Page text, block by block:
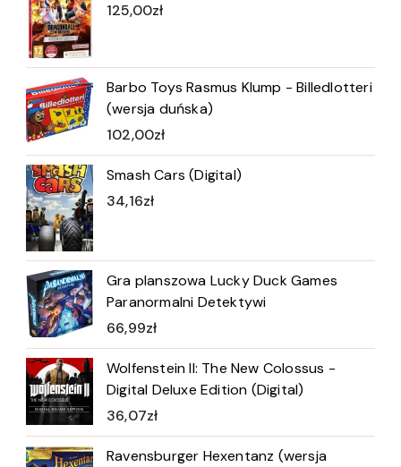
125,00zł
Barbo Toys Rasmus Klump - Billedlotteri
(wersja duńska)
102,00zł
Smash Cars (Digital)
34,16zł
Gra planszowa Lucky Duck Games
Paranormalni Detektywi
66,99zł
Wolfenstein II: The New Colossus -
Digital Deluxe Edition (Digital)
36,07zł
Ravensburger Hexentanz (wersja